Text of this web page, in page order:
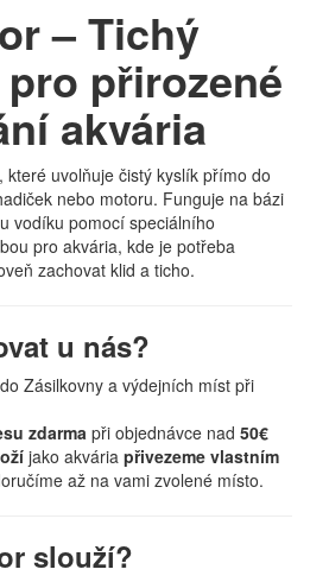
– Tichý
přirozené
akvária
uvolňuje čistý kyslík přímo do
nebo motoru. Funguje na bázi
vodíku pomocí speciálního
pro akvária, kde je potřeba
zachovat klid a ticho.
u nás?
do Zásilkovny a výdejních míst při
zdarma při objednávce nad 50€
jako akvária přivezeme vlastním
až na vami zvolené místo.
slouží?